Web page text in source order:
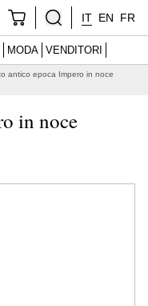
IT EN FR
MODA VENDITORI
antico epoca Impero in noce
in noce